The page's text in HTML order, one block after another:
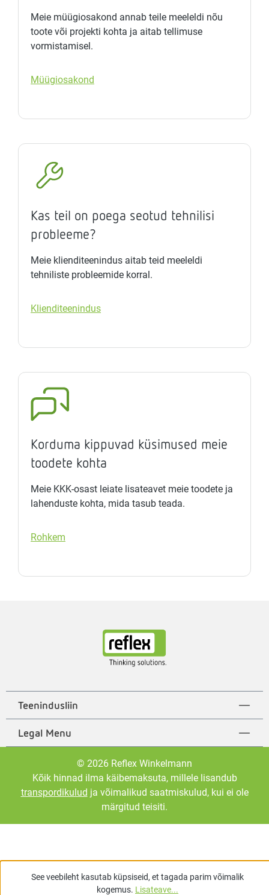
Meie müügiosakond annab teile meeleldi nõu
toote või projekti kohta ja aitab tellimuse
vormistamisel.
Müügiosakond
Kas teil on poega seotud tehnilisi
probleeme?
Meie klienditeenindus aitab teid meeleldi
tehniliste probleemide korral.
Klienditeenindus
Korduma kippuvad küsimused meie
toodete kohta
Meie KKK-osast leiate lisateavet meie toodete ja
lahenduste kohta, mida tasub teada.
Rohkem
Teenindusliin
Legal Menu
© 2026 Reflex Winkelmann
Kõik hinnad ilma käibemaksuta, millele lisandub
transpordikulud ja võimalikud saatmiskulud, kui ei ole
märgitud teisiti.
See veebileht kasutab küpsiseid, et tagada parim võimalik
kogemus. Lisateave...